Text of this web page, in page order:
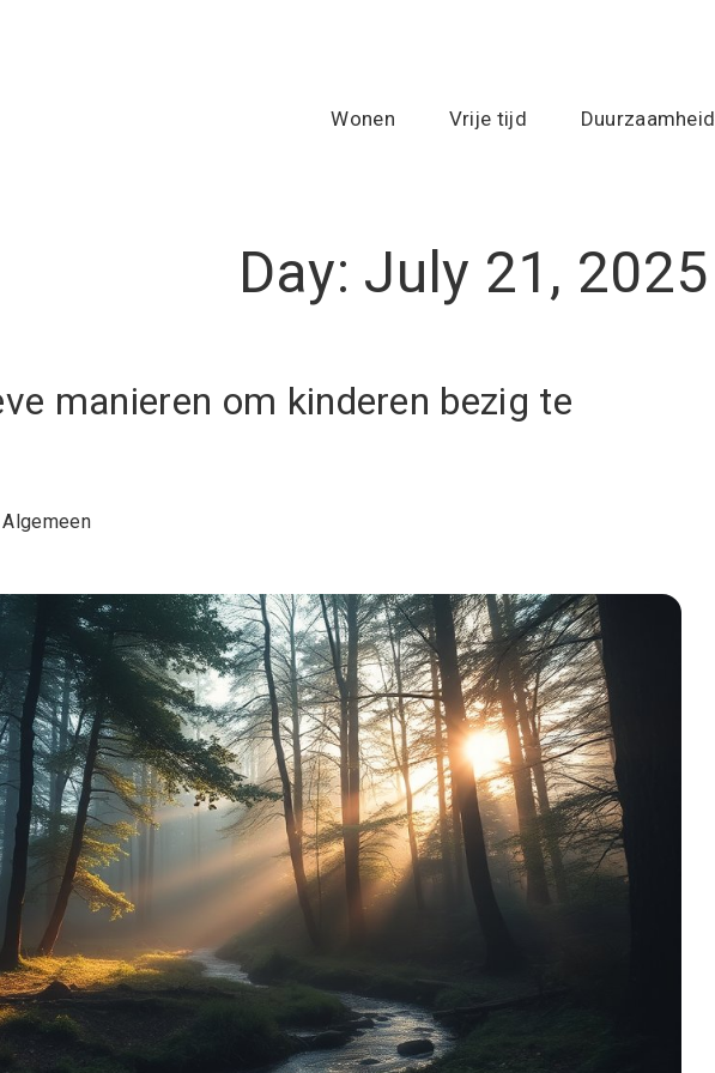
Wonen Vrije tijd Duurzaamheid
Day: July 21, 2025
manieren om kinderen bezig te
Algemeen